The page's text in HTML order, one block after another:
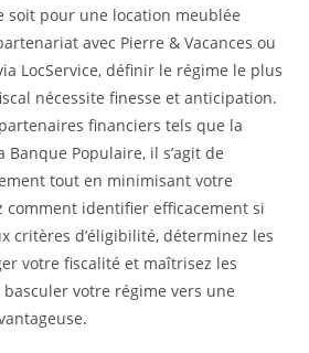
soit pour une location meublée
avec Pierre & Vacances ou
LocService, définir le régime le plus
nécessite finesse et anticipation.
financiers tels que la
Banque Populaire, il s’agit de
tout en minimisant votre
comment identifier efficacement si
critères d’éligibilité, déterminez les
votre fiscalité et maîtrisez les
votre régime vers une